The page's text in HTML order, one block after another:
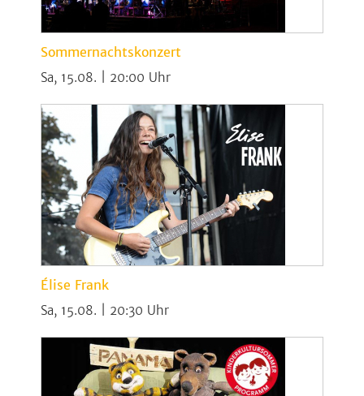
Sommernachtskonzert
Sa, 15.08. | 20:00
Élise Frank
Sa, 15.08. | 20:30